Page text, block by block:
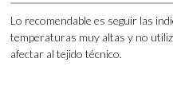
Lo recomendable es seguir las
temperaturas muy altas y no
afectar al tejido técnico.